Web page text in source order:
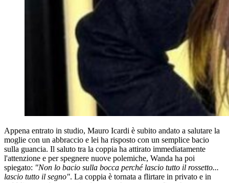
Appena entrato in studio, Mauro Icardi è subito andato a salutare la
moglie con un abbraccio e lei ha risposto con un semplice bacio
sulla guancia. Il saluto tra la coppia ha attirato immediatamente
l'attenzione e per spegnere nuove polemiche, Wanda ha poi
spiegato: "Non lo bacio sulla bocca perché lascio tutto il rossetto...
lascio tutto il segno". La coppia è tornata a flirtare in privato e in